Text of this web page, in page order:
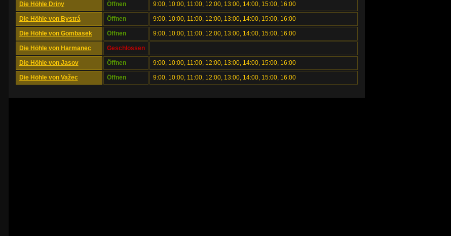
Die Höhle Driny Öffnen 9:00, 10:00, 11:00, 12:00, 13:00, 14:00, 15:00, 16:00
Die Höhle von Bystrá Öffnen 9:00, 10:00, 11:00, 12:00, 13:00, 14:00, 15:00, 16:00
Die Höhle von Gombasek Öffnen 9:00, 10:00, 11:00, 12:00, 13:00, 14:00, 15:00, 16:00
Die Höhle von Harmanec Geschlossen
Die Höhle von Jasov Öffnen 9:00, 10:00, 11:00, 12:00, 13:00, 14:00, 15:00, 16:00
Die Höhle von Važec Öffnen 9:00, 10:00, 11:00, 12:00, 13:00, 14:00, 15:00, 16:00